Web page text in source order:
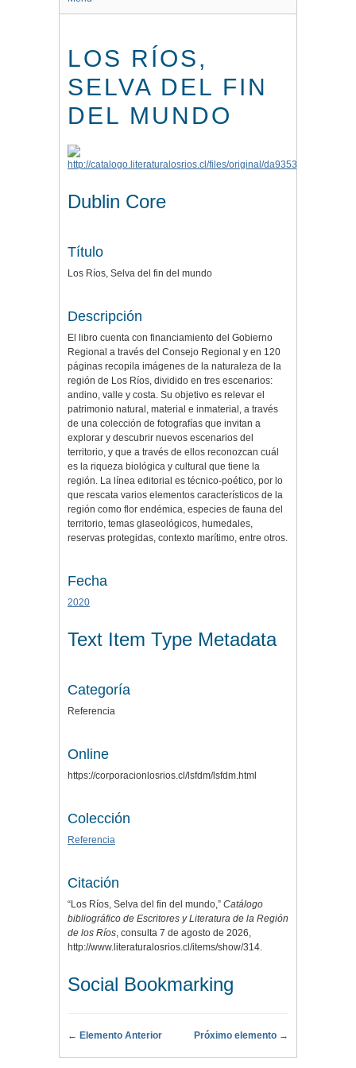
LOS RÍOS,
SELVA DEL FIN
DEL MUNDO
Dublin Core
Título
Los Ríos, Selva del fin del mundo
Descripción
El libro cuenta con financiamiento del Gobierno
Regional a través del Consejo Regional y en 120
páginas recopila imágenes de la naturaleza de la
región de Los Ríos, dividido en tres escenarios:
andino, valle y costa. Su objetivo es relevar el
patrimonio natural, material e inmaterial, a través
de una colección de fotografías que invitan a
explorar y descubrir nuevos escenarios del
territorio, y que a través de ellos reconozcan cuál
es la riqueza biológica y cultural que tiene la
región. La línea editorial es técnico-poético, por lo
que rescata varios elementos característicos de la
región como flor endémica, especies de fauna del
territorio, temas glaseológicos, humedales,
reservas protegidas, contexto marítimo, entre otros.
Fecha
2020
Text Item Type Metadata
Categoría
Referencia
Online
https://corporacionlosrios.cl/lsfdm/lsfdm.html
Colección
Referencia
Citación
“Los Ríos, Selva del fin del mundo,” Catálogo
bibliográfico de Escritores y Literatura de la Región
de los Ríos, consulta 7 de agosto de 2026,
http://www.literaturalosrios.cl/items/show/314.
Social Bookmarking
← Elemento Anterior Próximo elemento →